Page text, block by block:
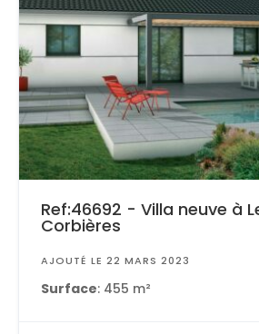
Ref:46692 - Villa neuve à
Corbières
AJOUTÉ LE 22 MARS 2023
Surface: 455 m²